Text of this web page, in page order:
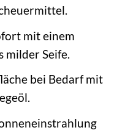
mit einem
milder Seife.
bei Bedarf mit